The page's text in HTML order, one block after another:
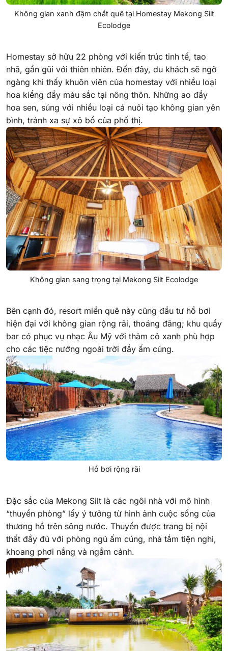
Không gian xanh đậm chất quê tại Homestay Mekong Silt
Ecolodge
Homestay sở hữu 22 phòng với kiến trúc tinh tế, tao
nhã, gần gũi với thiên nhiên. Đến đây, du khách sẽ ngỡ
ngàng khi thấy khuôn viên của homestay với nhiều loại
hoa kiểng đầy màu sắc tại nông thôn. Những ao đầy
hoa sen, súng với nhiều loại cá nuôi tạo không gian yên
bình, tránh xa sự xô bồ của phố thị.
Không gian sang trọng tại Mekong Silt Ecolodge
Bên cạnh đó, resort miền quê này cũng đầu tư hồ bơi
hiện đại với không gian rộng rãi, thoáng đãng; khu quầy
bar có phục vụ nhạc Âu Mỹ với thảm cỏ xanh phù hợp
cho các tiệc nướng ngoài trời đầy ấm cúng.
Hồ bơi rộng rãi
Đặc sắc của Mekong Silt là các ngôi nhà với mô hình
“thuyền phòng” lấy ý tưởng từ hình ảnh cuộc sống của
thương hồ trên sông nước. Thuyền được trang bị nội
thất đầy đủ với phòng ngủ ấm cúng, nhà tắm tiện nghi,
khoang phơi nắng và ngắm cảnh.